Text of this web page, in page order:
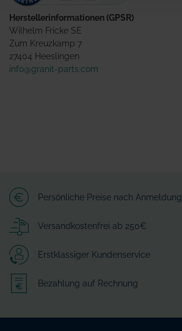
Herstellerinformationen (GPSR)
Wilhelm Fricke SE
Zum Kreuzkamp 7
27404 Heeslingen
info@granit-parts.com
Persönliche Preise nach Anmeldung
Versandkostenfrei ab 250€
Erstklassiger Kundenservice
Bezahlung auf Rechnung